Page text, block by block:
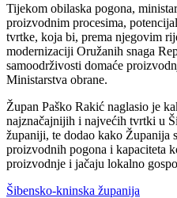
Tijekom obilaska pogona,
proizvodnim procesima,
tvrtke, koja bi, prema njegovim
modernizaciji Oružanih snaga
samoodrživosti domaće
Ministarstva obrane.
Župan Paško Rakić naglasio je
najznačajnijih i najvećih tvrtki u
županiji, te dodao kako Županija
proizvodnih pogona i kapaciteta
proizvodnje i jačaju lokalno
Šibensko-kninska županija